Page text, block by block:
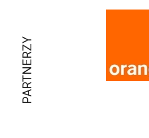
PARTNERZY